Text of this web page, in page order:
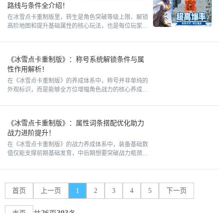
路线与条件全介绍！
在冰雪点卡重制版里，转生是角色突破等级上限、解锁
高阶地图和提升基础属性的核心玩法，也是每位玩家前
级，完全不了解各
《冰雪点卡重制版》：称号系统解锁条件与属
性作用解析！
在《冰雪点卡重制版》的养成体系中，称号并非单纯的
外观标识，而是能够全方位增幅角色战力的核心养成模
很多玩家忽视称号
《冰雪点卡重制版》：属性词条搭配优化助力
战力进阶提升！
在《冰雪点卡重制版》的战力养成体系中，装备基础数
值仅能支撑前期基础发育，中后期想要突破战力瓶颈、
《冰雪点卡重制版
首页 上一页 1 2 3 4 5 下一页